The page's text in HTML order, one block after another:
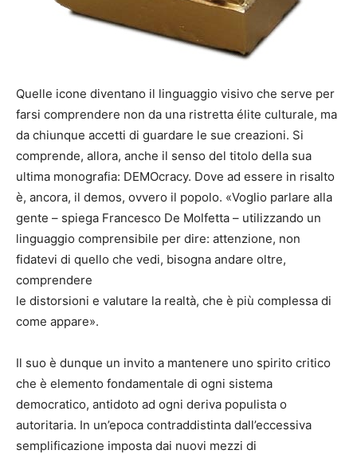
Quelle icone diventano il linguaggio visivo che serve per
farsi comprendere non da una ristretta élite culturale, ma
da chiunque accetti di guardare le sue creazioni. Si
comprende, allora, anche il senso del titolo della sua
ultima monografia: DEMOcracy. Dove ad essere in risalto
è, ancora, il demos, ovvero il popolo. «Voglio parlare alla
gente – spiega Francesco De Molfetta – utilizzando un
linguaggio comprensibile per dire: attenzione, non
fidatevi di quello che vedi, bisogna andare oltre,
comprendere
le distorsioni e valutare la realtà, che è più complessa di
come appare».
Il suo è dunque un invito a mantenere uno spirito critico
che è elemento fondamentale di ogni sistema
democratico, antidoto ad ogni deriva populista o
autoritaria. In un’epoca contraddistinta dall’eccessiva
semplificazione imposta dai nuovi mezzi di